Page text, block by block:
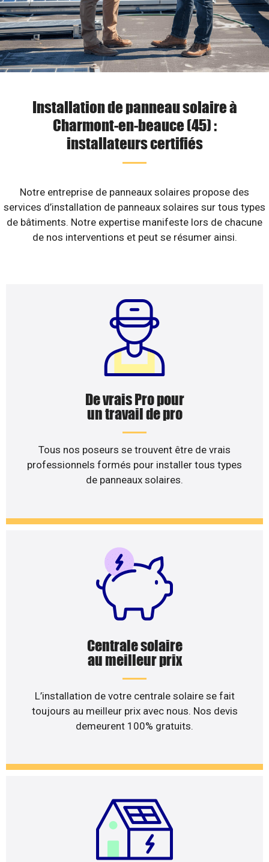
Installation de panneau solaire à
Charmont-en-beauce (45) :
installateurs certifiés
Notre entreprise de panneaux solaires propose des
services d’installation de panneaux solaires sur tous types
de bâtiments. Notre expertise manifeste lors de chacune
de nos interventions et peut se résumer ainsi.
De vrais Pro pour
un travail de pro
Tous nos poseurs se trouvent être de vrais
professionnels formés pour installer tous types
de panneaux solaires.
Centrale solaire
au meilleur prix
L’installation de votre centrale solaire se fait
toujours au meilleur prix avec nous. Nos devis
demeurent 100% gratuits.